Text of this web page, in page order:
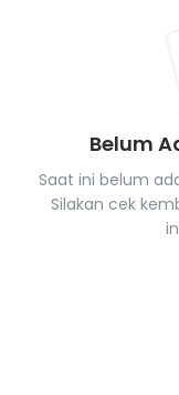
Belum
Saat ini belum
Silakan cek